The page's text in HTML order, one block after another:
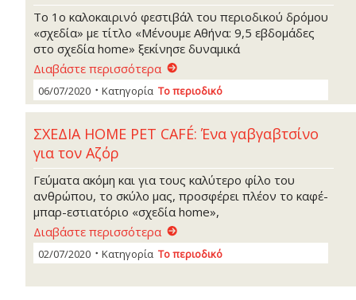
Το 1ο καλοκαιρινό φεστιβάλ του περιοδικού δρόμου
«σχεδία» με τίτλο «Μένουμε Αθήνα: 9,5 εβδομάδες
στο σχεδία home» ξεκίνησε δυναμικά
Διαβάστε περισσότερα
06/07/2020 Κατηγορία Το περιοδικό
ΣΧΕΔΙΑ HOME PET CAFÉ: Ένα γαβγαβτσίνο
για τον Αζόρ
Γεύματα ακόμη και για τους καλύτερο φίλο του
ανθρώπου, το σκύλο μας, προσφέρει πλέον το καφέ-
μπαρ-εστιατόριο «σχεδία home»,
Διαβάστε περισσότερα
02/07/2020 Κατηγορία Το περιοδικό